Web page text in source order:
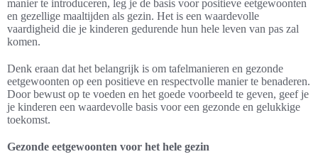
manier te introduceren, leg je de basis voor positieve eetgewoonten
en gezellige maaltijden als gezin. Het is een waardevolle
vaardigheid die je kinderen gedurende hun hele leven van pas zal
komen.
Denk eraan dat het belangrijk is om tafelmanieren en gezonde
eetgewoonten op een positieve en respectvolle manier te benaderen.
Door bewust op te voeden en het goede voorbeeld te geven, geef je
je kinderen een waardevolle basis voor een gezonde en gelukkige
toekomst.
Gezonde eetgewoonten voor het hele gezin